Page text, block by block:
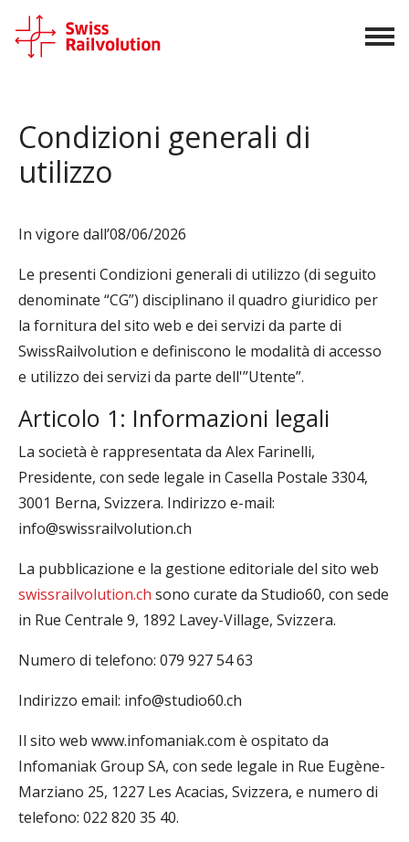
Skip to content
Condizioni generali di
utilizzo
In vigore dall’08/06/2026
Le presenti Condizioni generali di utilizzo (di seguito
denominate “CG”) disciplinano il quadro giuridico per
la fornitura del sito web e dei servizi da parte di
SwissRailvolution e definiscono le modalità di accesso
e utilizzo dei servizi da parte dell'”Utente”.
Articolo 1: Informazioni legali
La società è rappresentata da Alex Farinelli,
Presidente, con sede legale in Casella Postale 3304,
3001 Berna, Svizzera. Indirizzo e-mail:
info@swissrailvolution.ch
La pubblicazione e la gestione editoriale del sito web
swissrailvolution.ch sono curate da Studio60, con sede
in Rue Centrale 9, 1892 Lavey-Village, Svizzera.
Numero di telefono: 079 927 54 63
Indirizzo email: info@studio60.ch
Il sito web www.infomaniak.com è ospitato da
Infomaniak Group SA, con sede legale in Rue Eugène-
Marziano 25, 1227 Les Acacias, Svizzera, e numero di
telefono: 022 820 35 40.